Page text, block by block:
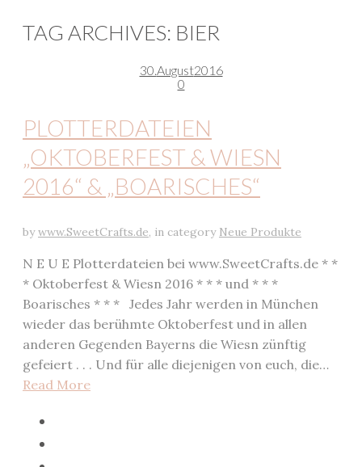
TAG ARCHIVES: BIER
30.August2016
0
PLOTTERDATEIEN
„OKTOBERFEST & WIESN
2016“ & „BOARISCHES“
bywww.SweetCrafts.de, in category Neue Produkte
N E U E Plotterdateien bei www.SweetCrafts.de * *
* Oktoberfest & Wiesn 2016 * * * und * * *
Boarisches * * * Jedes Jahr werden in München
wieder das berühmte Oktoberfest und in allen
anderen Gegenden Bayerns die Wiesn zünftig
gefeiert . . . Und für alle diejenigen von euch, die…
Read More